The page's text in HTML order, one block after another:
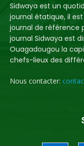
Sidwaya est un
journal étatique, il
journal de référence
journal Sidwaya est
Ouagadougou la
chefs-lieux des
Nous contacter: